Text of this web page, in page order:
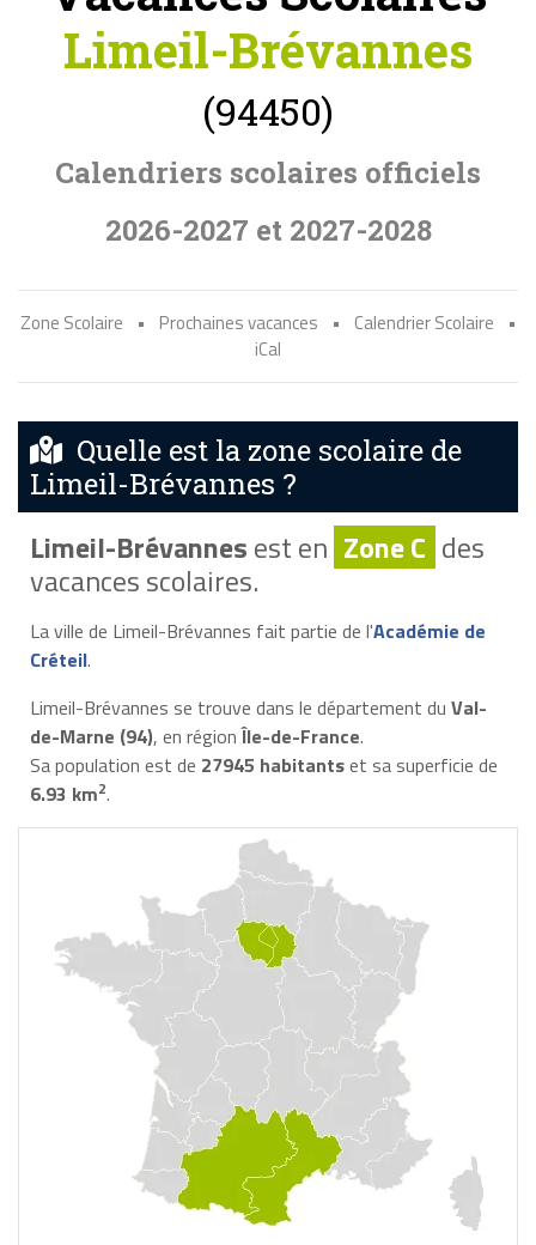
Limeil-Brévannes
(94450)
Calendriers scolaires officiels
2026-2027 et 2027-2028
Zone Scolaire • Prochaines vacances • Calendrier Scolaire
•
iCal
Quelle est la zone scolaire de
Limeil-Brévannes ?
Limeil-Brévannesest en Zone C des
vacances scolaires.
La ville de Limeil-Brévannes fait partie de l'Académie de
Créteil.
Limeil-Brévannes se trouve dans le département du Val-
de-Marne (94), en régionÎle-de-France.
Sa population est de 27945 habitantset sa superficie de
6.93 km2.